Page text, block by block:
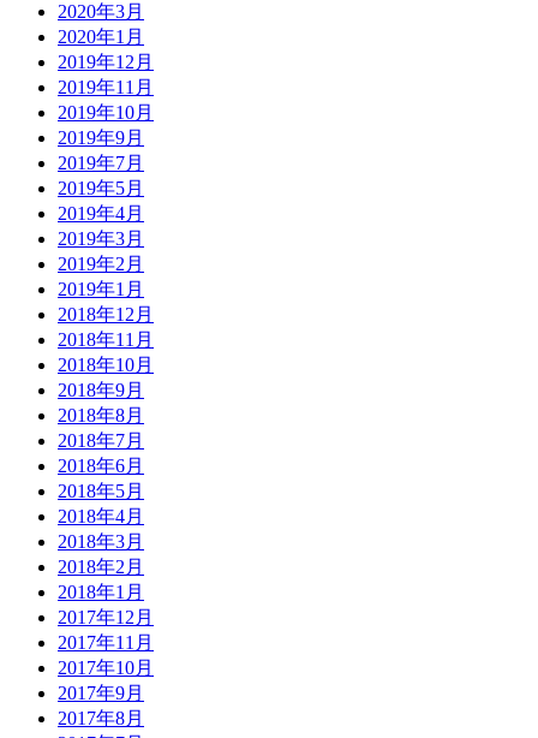
2020年3月
2020年1月
2019年12月
2019年11月
2019年10月
2019年9月
2019年7月
2019年5月
2019年4月
2019年3月
2019年2月
2019年1月
2018年12月
2018年11月
2018年10月
2018年9月
2018年8月
2018年7月
2018年6月
2018年5月
2018年4月
2018年3月
2018年2月
2018年1月
2017年12月
2017年11月
2017年10月
2017年9月
2017年8月